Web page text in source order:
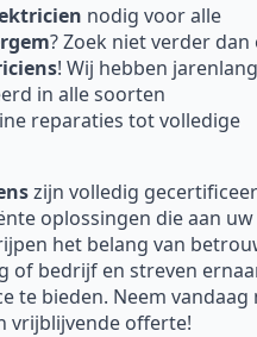
nodig voor alle
? Zoek niet verder dan
! Wij hebben
in alle soorten
reparaties tot volledige
zijn volledig
oplossingen die aan uw
het belang van
of bedrijf en streven
te bieden. Neem vandaag
vrijblijvende offerte!